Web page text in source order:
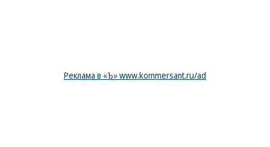
Реклама в «Ъ» www.kommersant.ru/ad